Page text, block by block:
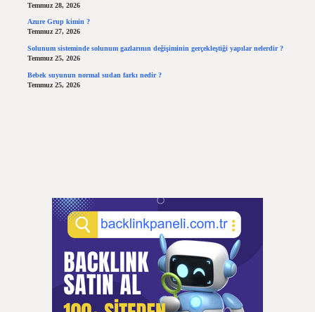
Temmuz 28, 2026
Azure Grup kimin ?
Temmuz 27, 2026
Solunum sisteminde solunum gazlarının değişiminin gerçekleştiği yapılar nelerdir ?
Temmuz 25, 2026
Bebek suyunun normal sudan farkı nedir ?
Temmuz 25, 2026